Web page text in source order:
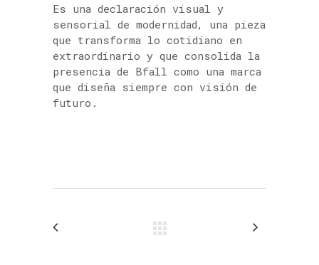
Es una declaración visual y
sensorial de modernidad, una pieza
que transforma lo cotidiano en
extraordinario y que consolida la
presencia de Bfall como una marca
que diseña siempre con visión de
futuro.